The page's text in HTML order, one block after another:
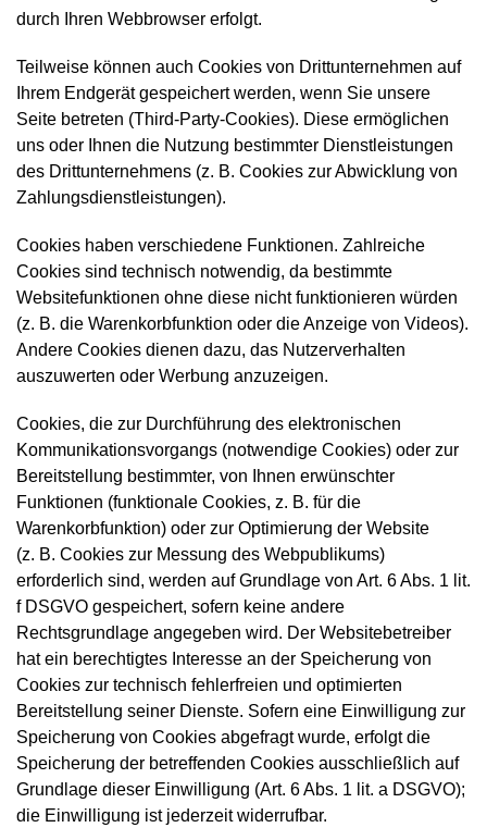
durch Ihren Webbrowser erfolgt.
Teilweise können auch Cookies von Drittunternehmen auf
Ihrem Endgerät gespeichert werden, wenn Sie unsere
Seite betreten (Third-Party-Cookies). Diese ermöglichen
uns oder Ihnen die Nutzung bestimmter Dienstleistungen
des Drittunternehmens (z. B. Cookies zur Abwicklung von
Zahlungsdienstleistungen).
Cookies haben verschiedene Funktionen. Zahlreiche
Cookies sind technisch notwendig, da bestimmte
Websitefunktionen ohne diese nicht funktionieren würden
(z. B. die Warenkorbfunktion oder die Anzeige von Videos).
Andere Cookies dienen dazu, das Nutzerverhalten
auszuwerten oder Werbung anzuzeigen.
Cookies, die zur Durchführung des elektronischen
Kommunikationsvorgangs (notwendige Cookies) oder zur
Bereitstellung bestimmter, von Ihnen erwünschter
Funktionen (funktionale Cookies, z. B. für die
Warenkorbfunktion) oder zur Optimierung der Website
(z. B. Cookies zur Messung des Webpublikums)
erforderlich sind, werden auf Grundlage von Art. 6 Abs. 1 lit.
f DSGVO gespeichert, sofern keine andere
Rechtsgrundlage angegeben wird. Der Websitebetreiber
hat ein berechtigtes Interesse an der Speicherung von
Cookies zur technisch fehlerfreien und optimierten
Bereitstellung seiner Dienste. Sofern eine Einwilligung zur
Speicherung von Cookies abgefragt wurde, erfolgt die
Speicherung der betreffenden Cookies ausschließlich auf
Grundlage dieser Einwilligung (Art. 6 Abs. 1 lit. a DSGVO);
die Einwilligung ist jederzeit widerrufbar.